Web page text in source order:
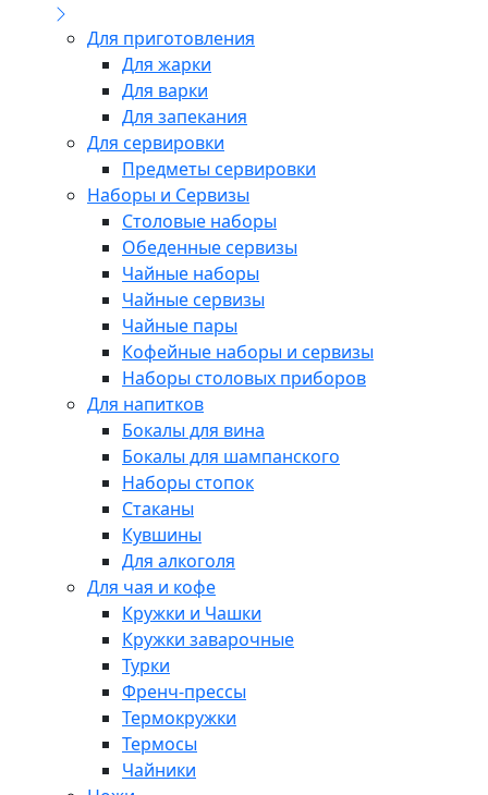
Для приготовления
Для жарки
Для варки
Для запекания
Для сервировки
Предметы сервировки
Наборы и Сервизы
Столовые наборы
Обеденные сервизы
Чайные наборы
Чайные сервизы
Чайные пары
Кофейные наборы и сервизы
Наборы столовых приборов
Для напитков
Бокалы для вина
Бокалы для шампанского
Наборы стопок
Стаканы
Кувшины
Для алкоголя
Для чая и кофе
Кружки и Чашки
Кружки заварочные
Турки
Френч-прессы
Термокружки
Термосы
Чайники